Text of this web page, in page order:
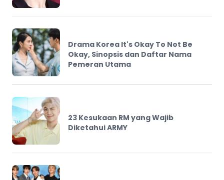
Drama Korea It's Okay To Not Be
Okay, Sinopsis dan Daftar Nama
Pemeran Utama
23 Kesukaan RM yang Wajib
Diketahui ARMY